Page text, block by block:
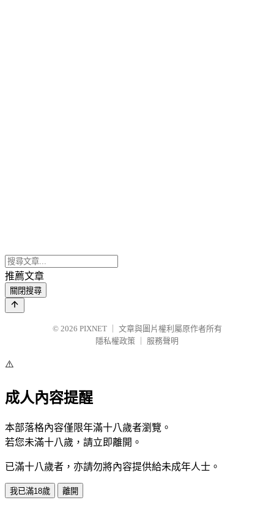
推薦文章
關閉搜尋
© 2026 PIXNET
文章與圖片權利屬原作者所有
隱私權政策
服務聲明
⚠️
成人內容提醒
本部落格內容僅限年滿十八歲者瀏覽。
若您未滿十八歲，請立即離開。
已滿十八歲者，亦請勿將內容提供給未成年人士。
我已滿18歲 離開